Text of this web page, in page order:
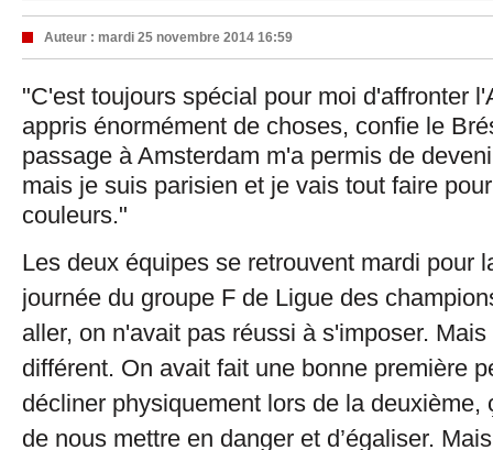
Auteur : mardi 25 novembre 2014 16:59
"C'est toujours spécial pour moi d'affronter
appris énormément de choses, confie le
passage à Amsterdam m'a permis de
mais je suis parisien et je vais tout faire
couleurs."
Les deux équipes se retrouvent mardi pour
journée du groupe F de Ligue des
aller, on n'avait pas réussi à s'imposer.
différent. On avait fait une bonne première
décliner physiquement lors de la deuxième,
de nous mettre en danger et d’égaliser.